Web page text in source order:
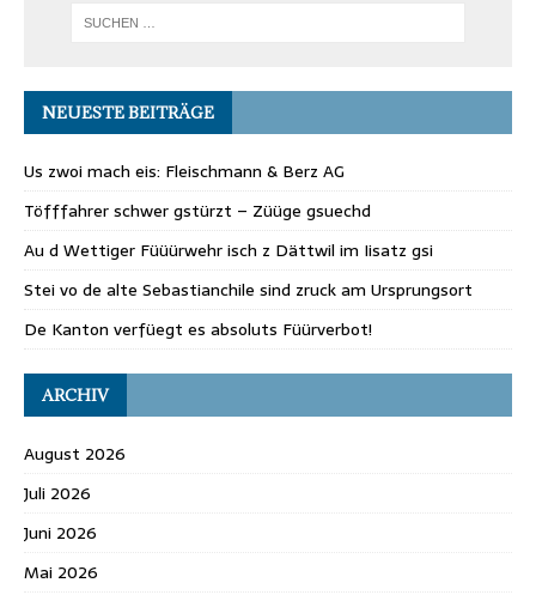
NEUESTE BEITRÄGE
Us zwoi mach eis: Fleischmann & Berz AG
Töfffahrer schwer gstürzt – Züüge gsuechd
Au d Wettiger Füüürwehr isch z Dättwil im Iisatz gsi
Stei vo de alte Sebastianchile sind zruck am Ursprungsort
De Kanton verfüegt es absoluts Füürverbot!
ARCHIV
August 2026
Juli 2026
Juni 2026
Mai 2026